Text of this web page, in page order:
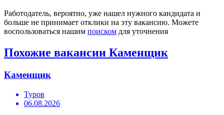
Работодатель, вероятно, уже нашел нужного кандидата и
больше не принимает отклики на эту вакансию. Можете
воспользоваться нашим поиском для уточнения
Похожие вакансии Каменщик
Каменщик
Туров
06.08.2026